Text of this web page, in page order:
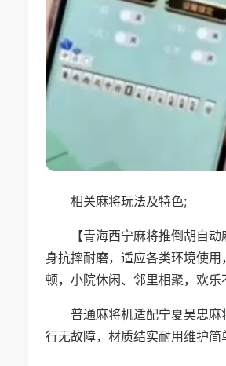
相关麻将玩法及特色;
【青海西宁麻将推倒胡自
身抗摔耐磨，适应各类环境使
顿，小院休闲、邻里相聚，欢乐
普通麻将机适配宁夏吴忠
行无故障，材质结实耐用维护简